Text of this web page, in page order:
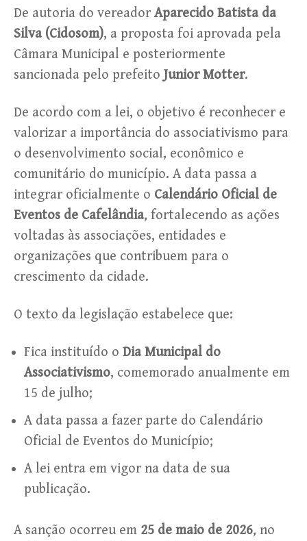
De autoria do vereador Aparecido Batista da
Silva (Cidosom), a proposta foi aprovada pela
Câmara Municipal e posteriormente
sancionada pelo prefeito Junior Motter.
De acordo com a lei, o objetivo é reconhecer e
valorizar a importância do associativismo para
o desenvolvimento social, econômico e
comunitário do município. A data passa a
integrar oficialmente o Calendário Oficial de
Eventos de Cafelândia, fortalecendo as ações
voltadas às associações, entidades e
organizações que contribuem para o
crescimento da cidade.
O texto da legislação estabelece que:
Fica instituído o Dia Municipal do
Associativismo, comemorado anualmente em
15 de julho;
A data passa a fazer parte do Calendário
Oficial de Eventos do Município;
A lei entra em vigor na data de sua
publicação.
A sanção ocorreu em 25 de maio de 2026, no